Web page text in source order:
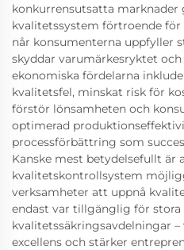
konkurrensutsatta marknader
kvalitetssystem förtroende
når konsumenterna uppfyller
skyddar varumärkesryktet
ekonomiska fördelarna
kvalitetsfel, minskat risk för
förstör lönsamheten och
optimerad
processförbättring som
Kanske mest betydelsefullt är
kvalitetskontrollsystem
verksamheter att uppnå
endast var tillgänglig för
kvalitetssäkringsavdelningar
excellens och stärker